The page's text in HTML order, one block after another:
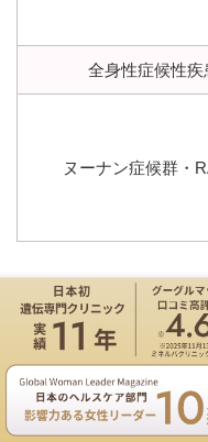
全身性症候性疾
ヌーナン症候群・
NIPT（デノボ）
たす遺伝子変異
COL1A1
Ehlers-
遺伝専門医の
お電話